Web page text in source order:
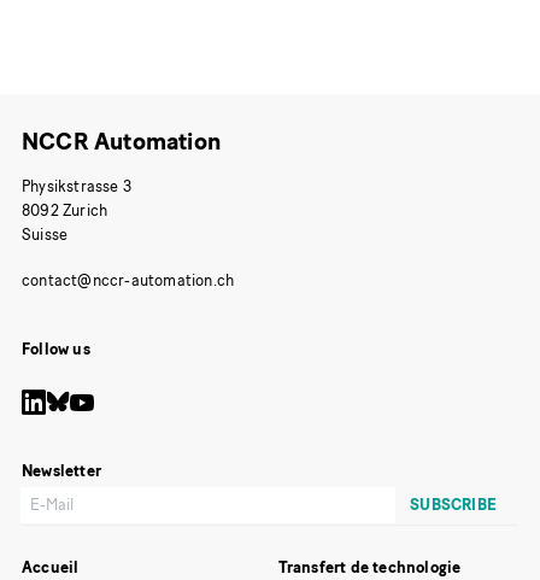
NCCR Automation
Physikstrasse 3
8092 Zurich
Suisse
Follow us
Newsletter
Accueil
Transfert de technologie